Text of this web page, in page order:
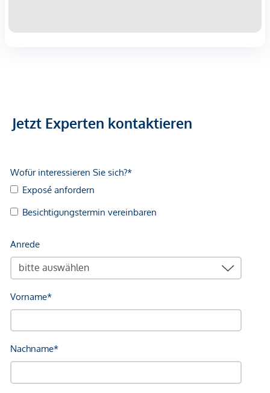
Jetzt Experten kontaktieren